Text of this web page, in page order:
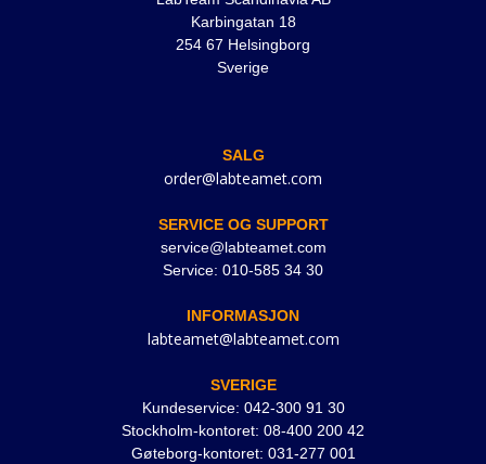
Karbingatan 18
254 67 Helsingborg
Sverige
SALG
order@labteamet.com
SERVICE OG SUPPORT
service@labteamet.com
Service: 010-585 34 30
INFORMASJON
labteamet@labteamet.com
SVERIGE
Kundeservice: 042-300 91 30
Stockholm-kontoret: 08-400 200 42
Gøteborg-kontoret: 031-277 001